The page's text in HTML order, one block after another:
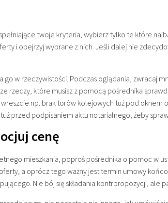
twoje kryteria, wybierz tylko te które
i obejrzyj wybrane z nich. Jeśli dalej nie
go w rzeczywistości. Podczas oglądania, zwracaj
rzeczy, które musisz z pomocą pośrednika
np. brak torów kolejowych tuż pod
przed podpisaniem aktu notarialnego, żeby
cenę
mieszkania, poproś pośrednika o pomoc w
a oprócz tego ważny jest termin umowy
Nie bój się składania kontrpropozycji,